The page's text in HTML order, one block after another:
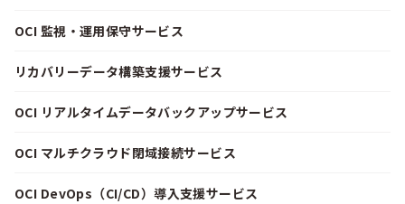
OCI 監視・運用保守サービス
リカバリーデータ構築支援サービス
OCI リアルタイムデータバックアップサービス
OCI マルチクラウド閉域接続サービス
OCI DevOps（CI/CD）導入支援サービス